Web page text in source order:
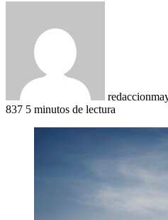
redaccion
837 5 minutos de lectura